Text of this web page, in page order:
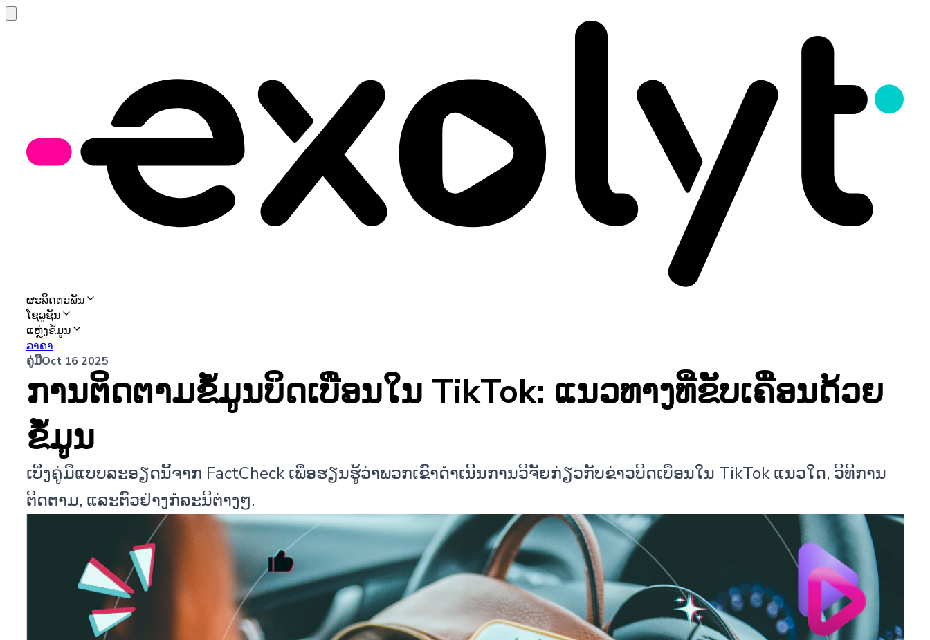
ຜະລິດຕະພັນ
ໂຊລູຊັນ
ແຫຼ່ງຂໍ້ມູນ
ລາຄາ
ຄູ່ມືOct 16 2025
ການຕິດຕາມຂໍ້ມູນບິດເບືອນໃນ TikTok: ແນວທາງທີ່ຂັບເຄື່ອນດ້ວຍ
ຂໍ້ມູນ
ເບິ່ງຄູ່ມືແບບລະອຽດນີ້ຈາກ FactCheck ເພື່ອຮຽນຮູ້ວ່າພວກເຂົາດຳເນີນການວິຈັຍກ່ຽວກັບຂ່າວບິດເບືອນໃນ TikTok ແນວໃດ, ວິທີການ
ຕິດຕາມ, ແລະຕົວຢ່າງກໍລະນີຕ່າງໆ.